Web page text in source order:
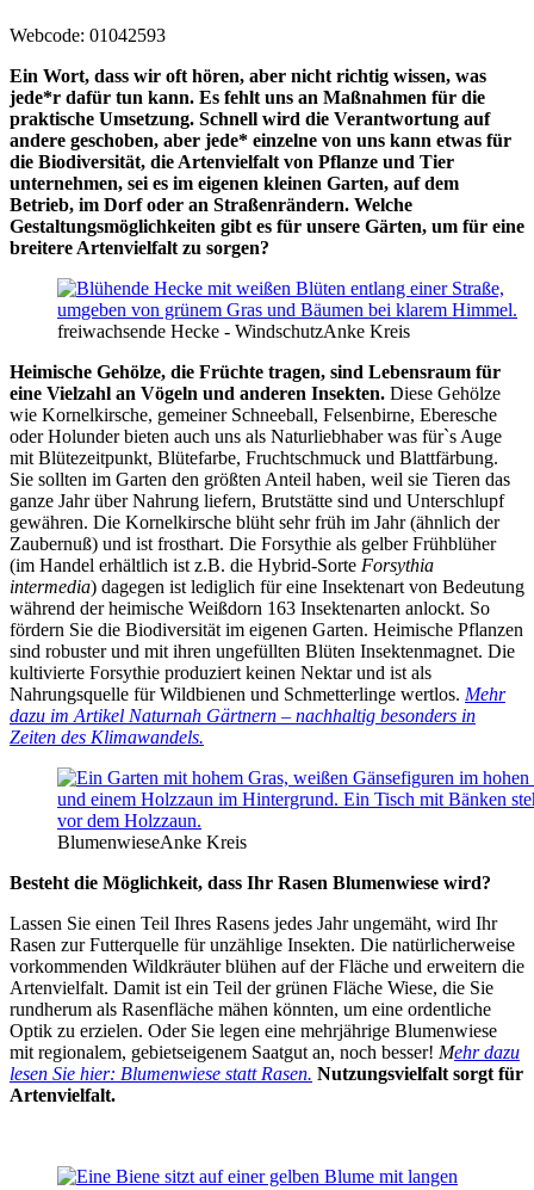
Webcode: 01042593
Ein Wort, dass wir oft hören, aber nicht richtig wissen, was
jede*r dafür tun kann. Es fehlt uns an Maßnahmen für die
praktische Umsetzung. Schnell wird die Verantwortung auf
andere geschoben, aber jede* einzelne von uns kann etwas für
die Biodiversität, die Artenvielfalt von Pflanze und Tier
unternehmen, sei es im eigenen kleinen Garten, auf dem
Betrieb, im Dorf oder an Straßenrändern. Welche
Gestaltungsmöglichkeiten gibt es für unsere Gärten, um für eine
breitere Artenvielfalt zu sorgen?
freiwachsende Hecke - WindschutzAnke Kreis
Heimische Gehölze, die Früchte tragen, sind Lebensraum für
eine Vielzahl an Vögeln und anderen Insekten. Diese Gehölze
wie Kornelkirsche, gemeiner Schneeball, Felsenbirne, Eberesche
oder Holunder bieten auch uns als Naturliebhaber was für`s Auge
mit Blütezeitpunkt, Blütefarbe, Fruchtschmuck und Blattfärbung.
Sie sollten im Garten den größten Anteil haben, weil sie Tieren das
ganze Jahr über Nahrung liefern, Brutstätte sind und Unterschlupf
gewähren. Die Kornelkirsche blüht sehr früh im Jahr (ähnlich der
Zaubernuß) und ist frosthart. Die Forsythie als gelber Frühblüher
(im Handel erhältlich ist z.B. die Hybrid-Sorte Forsythia
intermedia) dagegen ist lediglich für eine Insektenart von Bedeutung
während der heimische Weißdorn 163 Insektenarten anlockt. So
fördern Sie die Biodiversität im eigenen Garten. Heimische Pflanzen
sind robuster und mit ihren ungefüllten Blüten Insektenmagnet. Die
kultivierte Forsythie produziert keinen Nektar und ist als
Nahrungsquelle für Wildbienen und Schmetterlinge wertlos. Mehr
dazu im Artikel Naturnah Gärtnern – nachhaltig besonders in
Zeiten des Klimawandels.
BlumenwieseAnke Kreis
Besteht die Möglichkeit, dass Ihr Rasen Blumenwiese wird?
Lassen Sie einen Teil Ihres Rasens jedes Jahr ungemäht, wird Ihr
Rasen zur Futterquelle für unzählige Insekten. Die natürlicherweise
vorkommenden Wildkräuter blühen auf der Fläche und erweitern die
Artenvielfalt. Damit ist ein Teil der grünen Fläche Wiese, die Sie
rundherum als Rasenfläche mähen könnten, um eine ordentliche
Optik zu erzielen. Oder Sie legen eine mehrjährige Blumenwiese
mit regionalem, gebietseigenem Saatgut an, noch besser! Mehr dazu
lesen Sie hier: Blumenwiese statt Rasen. Nutzungsvielfalt sorgt für
Artenvielfalt.